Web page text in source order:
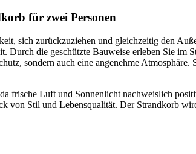
für zwei Personen
sich zurückzuziehen und gleichzeitig den
die geschützte Bauweise erleben Sie im
sondern auch eine angenehme
frische Luft und Sonnenlicht nachweislich
von Stil und Lebensqualität. Der Strandkorb